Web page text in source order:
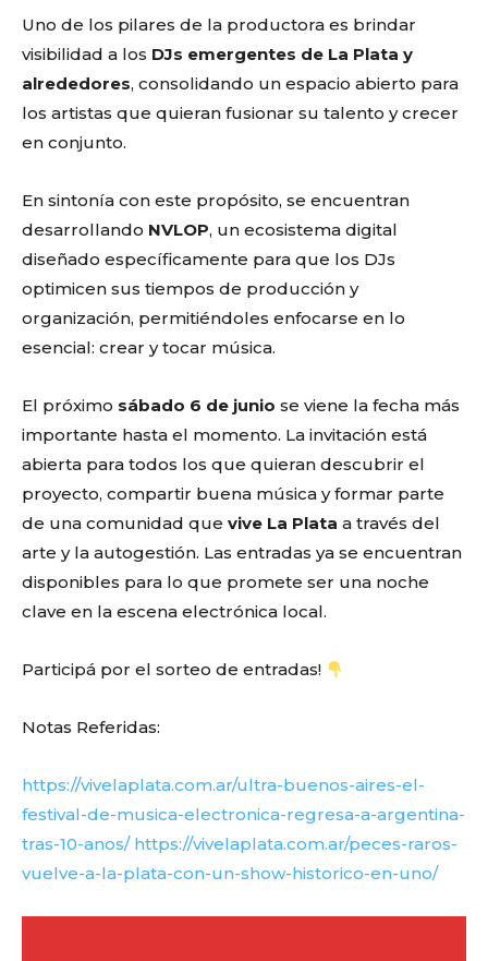
Uno de los pilares de la productora es brindar
visibilidad a los DJs emergentes de La Plata y
alrededores, consolidando un espacio abierto para
los artistas que quieran fusionar su talento y crecer
en conjunto.
En sintonía con este propósito, se encuentran
desarrollando NVLOP, un ecosistema digital
diseñado específicamente para que los DJs
optimicen sus tiempos de producción y
organización, permitiéndoles enfocarse en lo
esencial: crear y tocar música.
El próximo sábado 6 de junio se viene la fecha más
importante hasta el momento. La invitación está
abierta para todos los que quieran descubrir el
proyecto, compartir buena música y formar parte
de una comunidad que vive La Plata a través del
arte y la autogestión. Las entradas ya se encuentran
disponibles para lo que promete ser una noche
clave en la escena electrónica local.
Participá por el sorteo de entradas!
Notas Referidas:
https://vivelaplata.com.ar/ultra-buenos-aires-el-
festival-de-musica-electronica-regresa-a-argentina-
tras-10-anos/ https://vivelaplata.com.ar/peces-raros-
vuelve-a-la-plata-con-un-show-historico-en-uno/